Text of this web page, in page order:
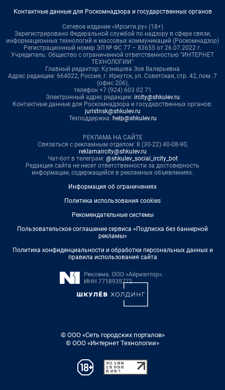
Контактные данные для Роскомнадзора и государственных органов
Сетевое издание «Ирсити.ру» (18+)
Зарегистрировано Федеральной службой по надзору в сфере связи,
информационных технологий и массовых коммуникаций (Роскомнадзор)
Регистрационный номер ЭЛ № ФС 77 – 83655 от 26.07.2022 г.
Учредитель: Общество с ограниченной ответственностью "ИНТЕРНЕТ
ТЕХНОЛОГИИ"
Главный редактор: Кузнецова Зоя Валерьевна
Адрес редакции: 664022, Россия, г. Иркутск, ул. Советская, стр. 42, пом. 7
(офис 206),
телефон +7 (924) 603 02 71
Электронный адрес редакции: ircity@shkulev.ru
Контактные данные для Роскомнадзора и государственных органов:
juristnsk@shkulev.ru
Техподдержка: help@shkulev.ru
РЕКЛАМА НА САЙТЕ
Связаться с рекламным отделом: 8 (30-22) 40-08-90,
reklamaircity@shkulev.ru
Чат-бот в телеграм: @shkulev_social_ircity_bot
Редакция сайта не несет ответственности за достоверность
информации, содержащейся в рекламных объявлениях.
Информация об ограничениях
Политика использования cookies
Рекомендательные системы
Пользовательское соглашение сервиса «Подписка без баннерной
рекламы»
Политика конфиденциальности и обработки персональных данных и
правила использования сайта
© ООО «Сеть городских порталов»
© ООО «Интернет Технологии»